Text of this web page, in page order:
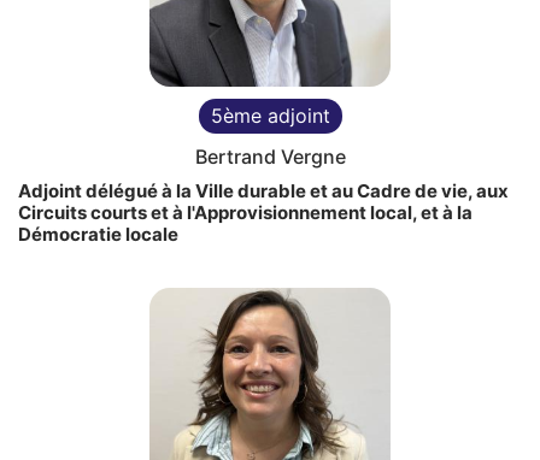
5ème adjoint
Bertrand Vergne
Adjoint délégué à la Ville durable et au Cadre de vie, aux
Circuits courts et à l'Approvisionnement local, et à la
Démocratie locale